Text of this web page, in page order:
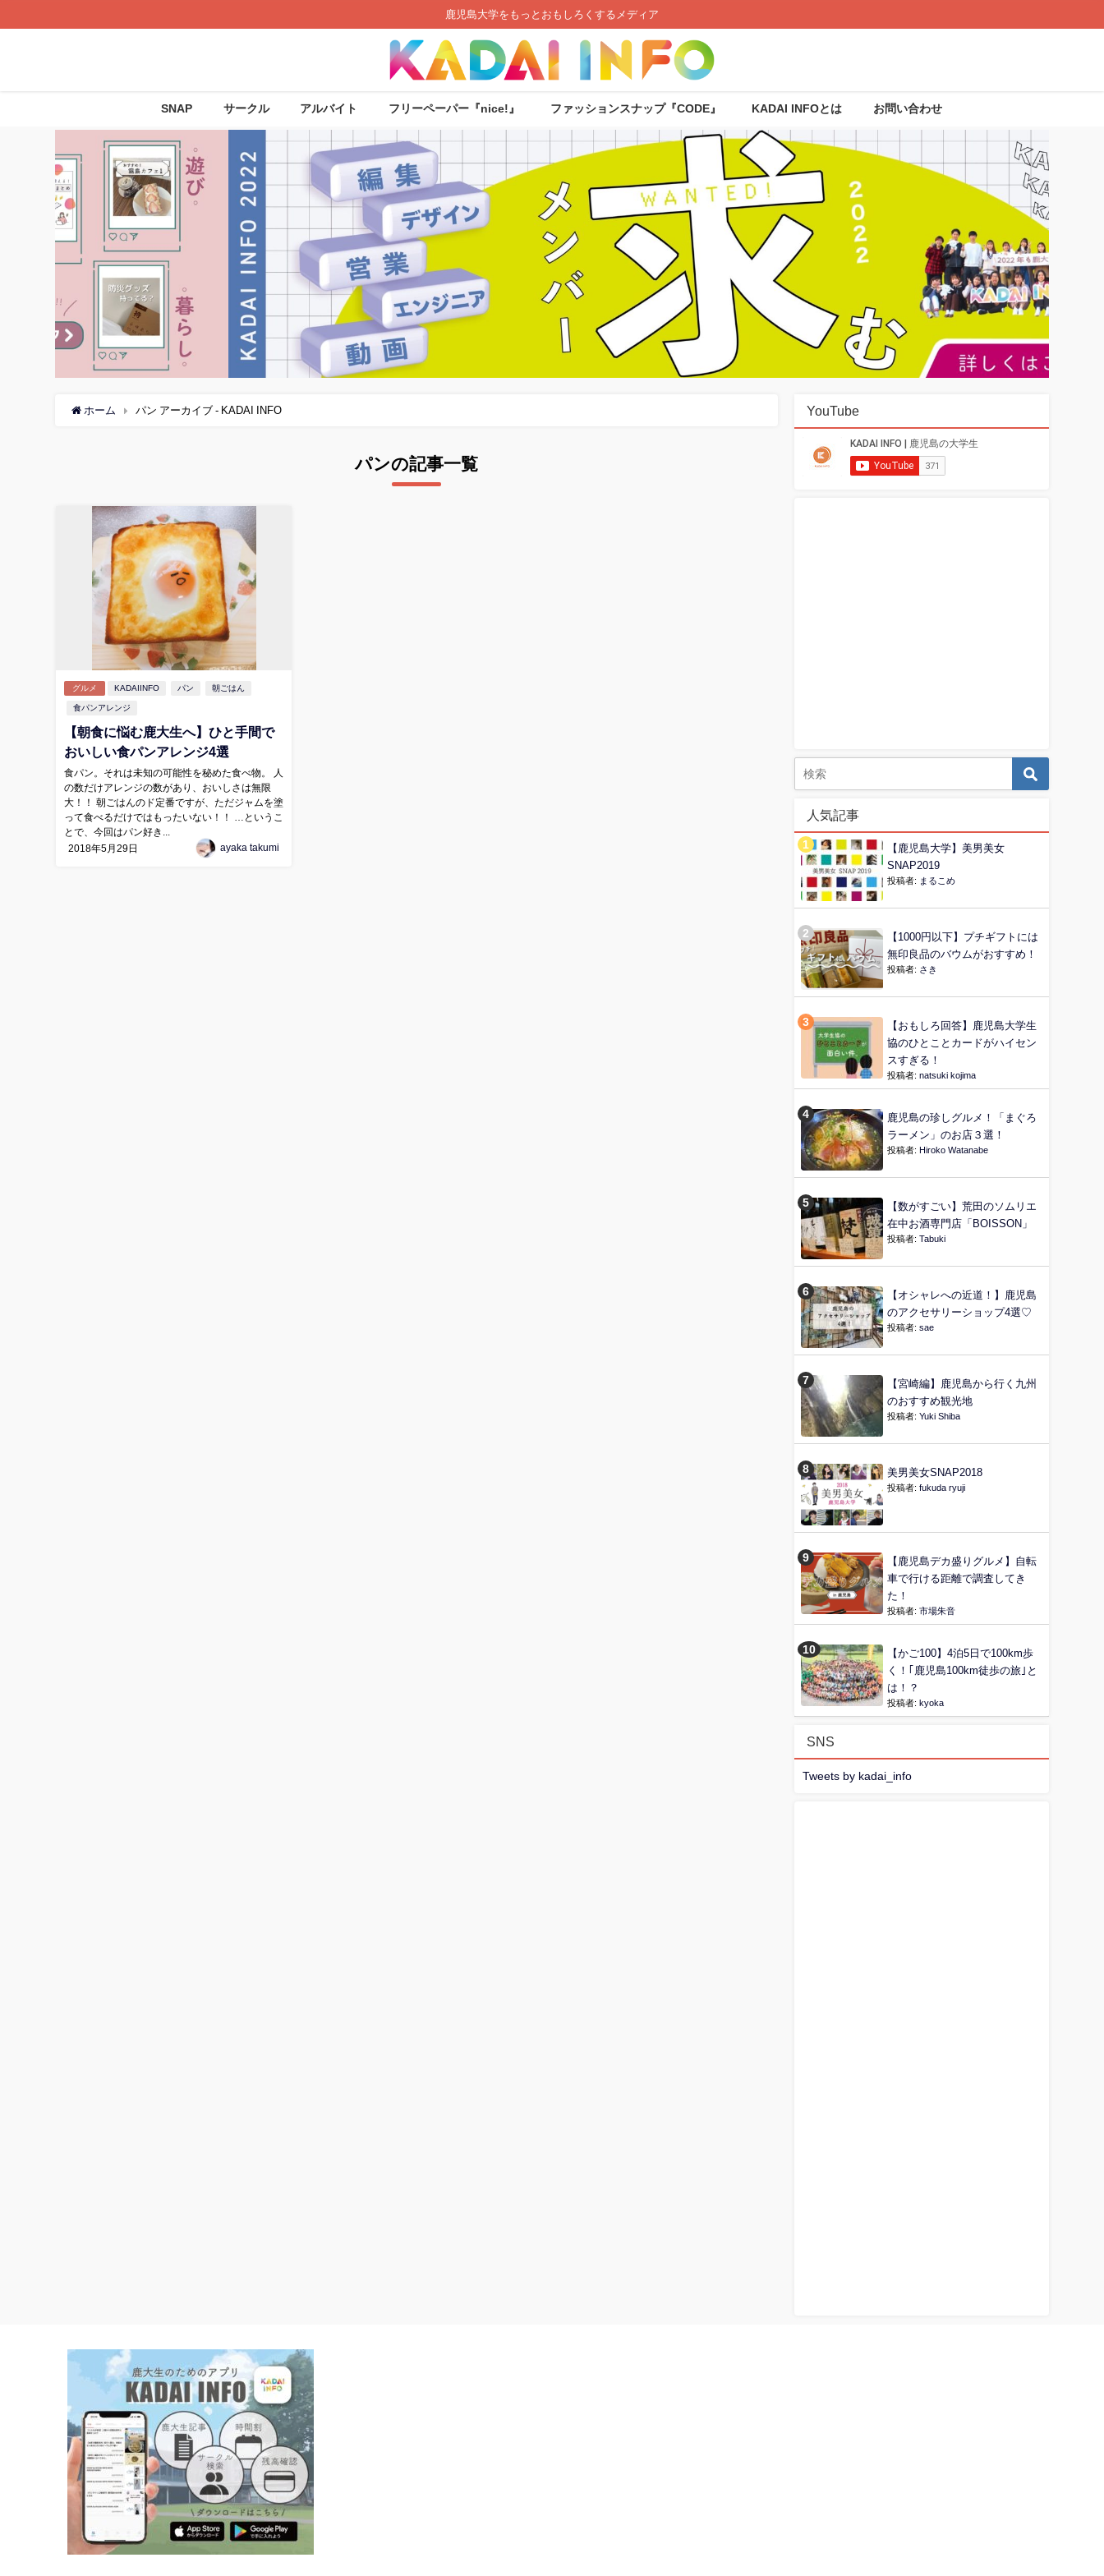
鹿児島大学をもっとおもしろくするメディア
SNAP サークル アルバイト フリーペーパー『nice!』 ファッションスナップ『CODE』 KADAI INFOとは お問い合わせ
ホーム パン アーカイブ - KADAI INFO
パンの記事一覧
グルメ KADAIINFO パン 朝ごはん
食パンアレンジ
【朝食に悩む鹿大生へ】ひと手間で
おいしい食パンアレンジ4選
食パン。それは未知の可能性を秘めた食べ物。 人
の数だけアレンジの数があり、おいしさは無限
大！！ 朝ごはんのド定番ですが、ただジャムを塗
って食べるだけではもったいない！！ …というこ
とで、今回はパン好き...
2018年5月29日
ayaka takumi
YouTube
人気記事
【鹿児島大学】美男美女
SNAP2019
投稿者: まるこめ
【1000円以下】プチギフトには
無印良品のバウムがおすすめ！
投稿者: さき
【おもしろ回答】鹿児島大学生
協のひとことカードがハイセン
スすぎる！
投稿者: natsuki kojima
鹿児島の珍しグルメ！「まぐろ
ラーメン」のお店３選！
投稿者: Hiroko Watanabe
【数がすごい】荒田のソムリエ
在中お酒専門店「BOISSON」
投稿者: Tabuki
【オシャレへの近道！】鹿児島
のアクセサリーショップ4選♡
投稿者: sae
【宮崎編】鹿児島から行く九州
のおすすめ観光地
投稿者: Yuki Shiba
美男美女SNAP2018
投稿者: fukuda ryuji
【鹿児島デカ盛りグルメ】自転
車で行ける距離で調査してき
た！
投稿者: 市場朱音
【かご100】4泊5日で100km歩
く！｢鹿児島100km徒歩の旅｣と
は！？
投稿者: kyoka
SNS
Tweets by kadai_info